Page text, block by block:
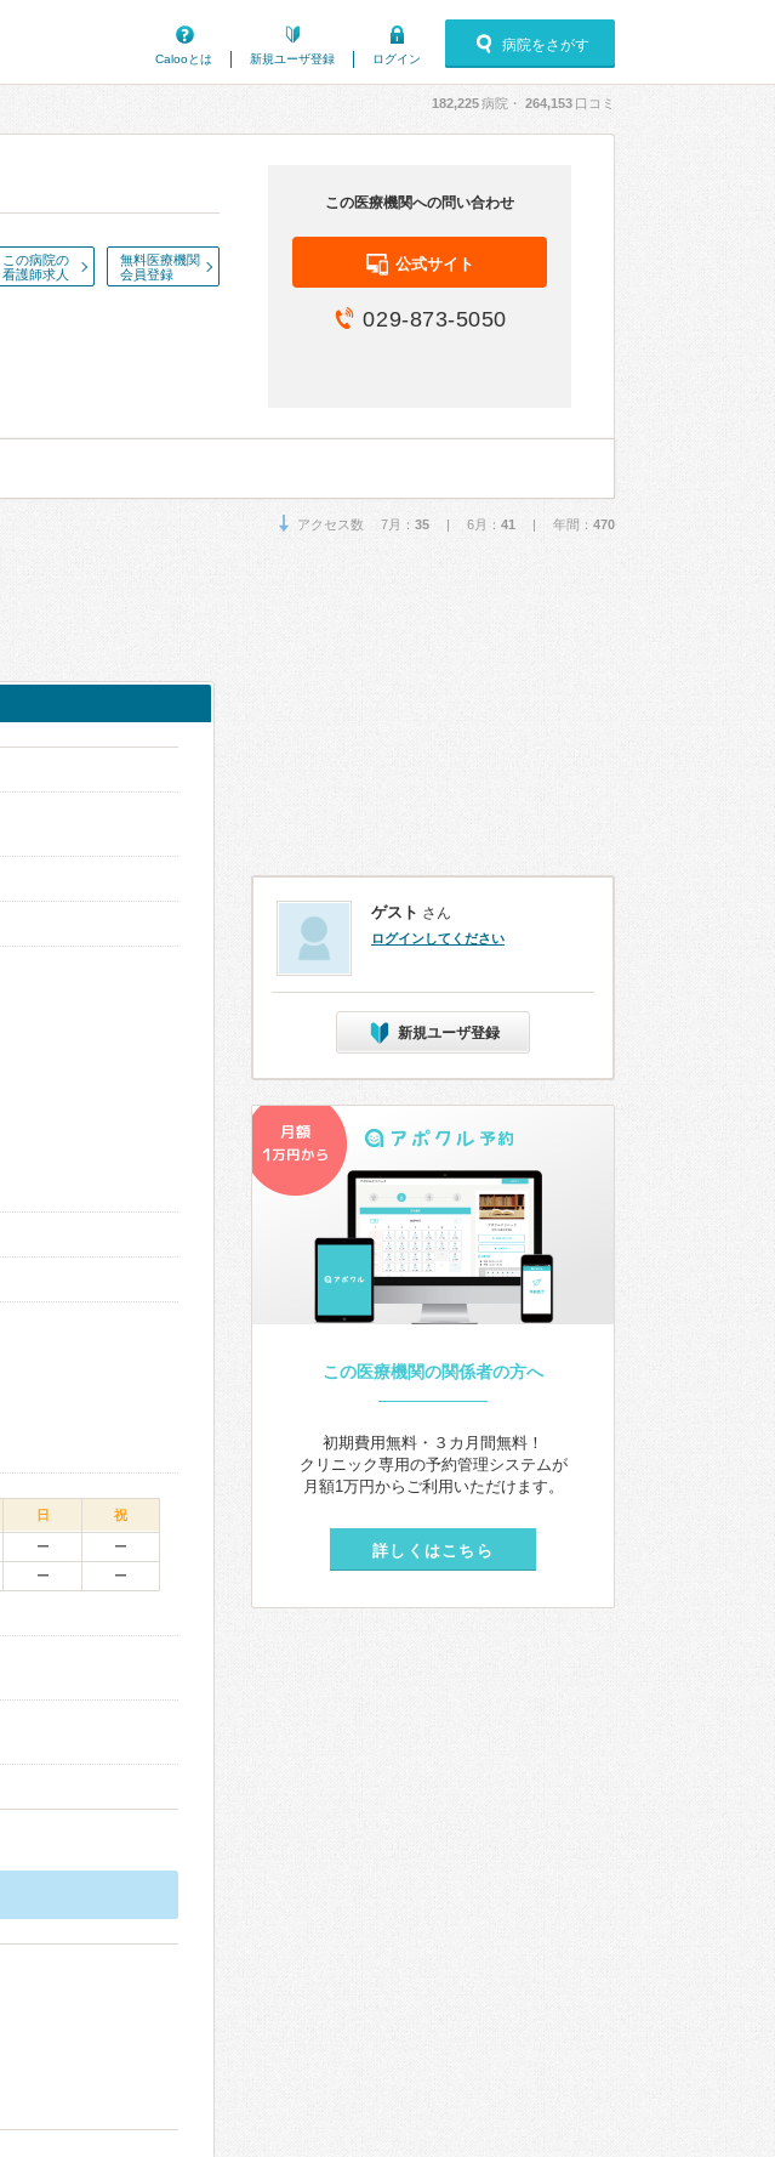
Calooとは
新規ユーザ登録 ログイン
病院をさがす
182,225病院・ 264,153 口コミ
この病院の
看護師求人
無料医療機関
会員登録
この医療機関への問い合わせ
公式サイト
029-873-5050
アクセス数 7月： 35 | 6月： 41 | 年間： 470
日 祝
ー
ー
ー ー
ゲスト さん
ログインしてください
新規ユーザ登録
この医療機関の関係者の方へ
初期費用無料・３カ月間無料！
クリニック専用の予約管理システムが
月額1万円からご利用いただけます。
詳しくはこちら